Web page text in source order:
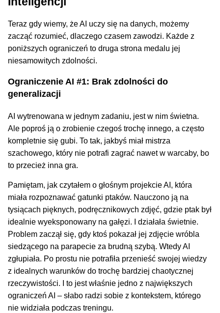
Teraz gdy wiemy, że AI uczy się na danych, możemy
zacząć rozumieć, dlaczego czasem zawodzi. Każde z
poniższych ograniczeń to druga strona medalu jej
niesamowitych zdolności.
Ograniczenie AI #1: Brak zdolności do
generalizacji
AI wytrenowana w jednym zadaniu, jest w nim świetna.
Ale poproś ją o zrobienie czegoś trochę innego, a często
kompletnie się gubi. To tak, jakbyś miał mistrza
szachowego, który nie potrafi zagrać nawet w warcaby, bo
to przecież inna gra.
Pamiętam, jak czytałem o głośnym projekcie AI, która
miała rozpoznawać gatunki ptaków. Nauczono ją na
tysiącach pięknych, podręcznikowych zdjęć, gdzie ptak był
idealnie wyeksponowany na gałęzi. I działała świetnie.
Problem zaczął się, gdy ktoś pokazał jej zdjęcie wróbla
siedzącego na parapecie za brudną szybą. Wtedy AI
zgłupiała. Po prostu nie potrafiła przenieść swojej wiedzy
z idealnych warunków do trochę bardziej chaotycznej
rzeczywistości. I to jest właśnie jedno z największych
ograniczeń AI – słabo radzi sobie z kontekstem, którego
nie widziała podczas treningu.